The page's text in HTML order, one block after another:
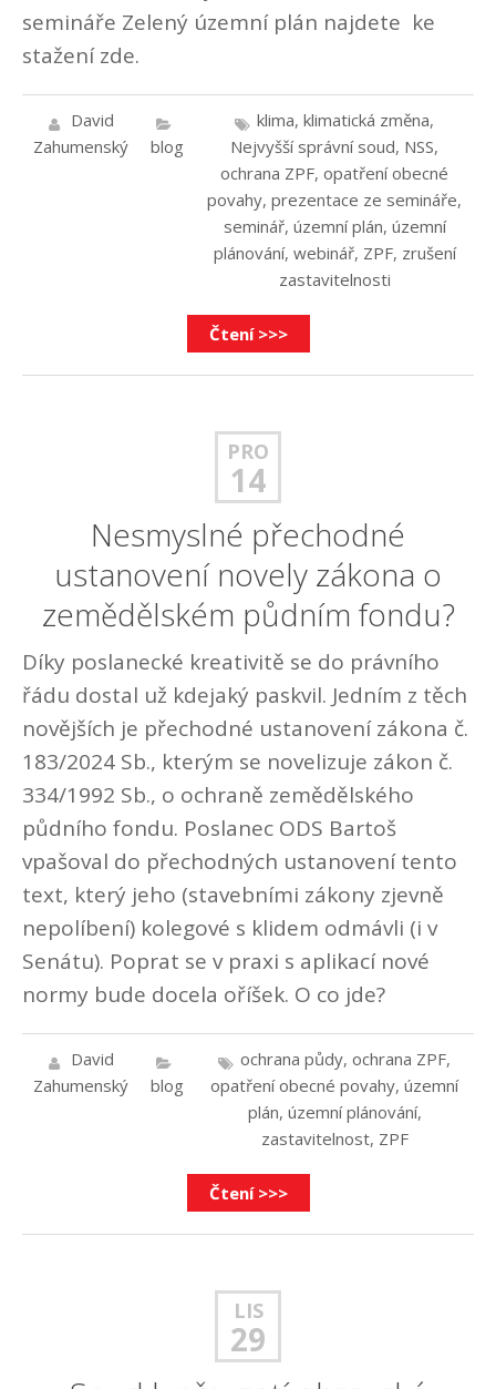
semináře Zelený územní plán najdete ke
stažení zde.
David
Zahumenský
blog
klima, klimatická změna,
Nejvyšší správní soud, NSS,
ochrana ZPF, opatření obecné
povahy, prezentace ze semináře,
seminář, územní plán, územní
plánování, webinář, ZPF, zrušení
zastavitelnosti
Čtení >>>
PRO
14
Nesmyslné přechodné
ustanovení novely zákona o
zemědělském půdním fondu?
Díky poslanecké kreativitě se do právního
řádu dostal už kdejaký paskvil. Jedním z těch
novějších je přechodné ustanovení zákona č.
183/2024 Sb., kterým se novelizuje zákon č.
334/1992 Sb., o ochraně zemědělského
půdního fondu. Poslanec ODS Bartoš
vpašoval do přechodných ustanovení tento
text, který jeho (stavebními zákony zjevně
nepolíbení) kolegové s klidem odmávli (i v
Senátu). Poprat se v praxi s aplikací nové
normy bude docela oříšek. O co jde?
David
Zahumenský
blog
ochrana půdy, ochrana ZPF,
opatření obecné povahy, územní
plán, územní plánování,
zastavitelnost, ZPF
Čtení >>>
LIS
29